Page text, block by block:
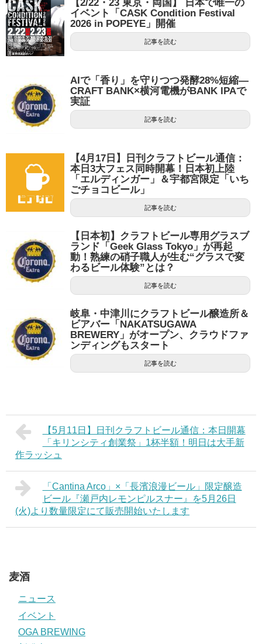
【2/22・23 東京・両国】 日本で唯一の
イベント「CASK Condition Festival
2026 in POPEYE」開催
記事を読む
AIで「香り」を守りつつ発酵28%短縮—
CRAFT BANK×横河電機がBANK IPAで
実証
記事を読む
【4月17日】日刊クラフトビール通信：
本日3大フェス同時開幕！日本初上陸
「エルディンガー」＆宇都宮限定「いち
ごチョコビール」
記事を読む
【日本初】クラフトビール専用グラスブ
ランド「Geek Glass Tokyo」が再起
動！熟練の硝子職人が生む“グラスで変
わるビール体験”とは？
記事を読む
岐阜・中津川にクラフトビール醸造所＆
ビアバー「NAKATSUGAWA
BREWERY」がオープン、クラウドファ
ンディングもスタート
記事を読む
【5月11日】日刊クラフトビール通信：本日開幕
「キリンシティ創業祭」1杯半額！明日は大手新
作ラッシュ
「Cantina Arco」×「長濱浪漫ビール」限定醸造
ビール『瀬戸内レモンピルスナー』を5月26日
(火)より数量限定にて販売開始いたします
麦酒
ニュース
イベント
OGA BREWING